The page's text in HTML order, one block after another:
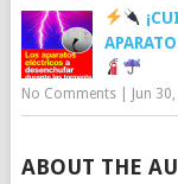
No Comments| Jun
ABOUT THE